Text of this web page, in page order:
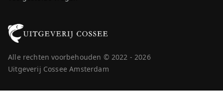
Alle rechten voorbehouden © 2022 - 2026
Uitgeverij Cossee Amsterdam